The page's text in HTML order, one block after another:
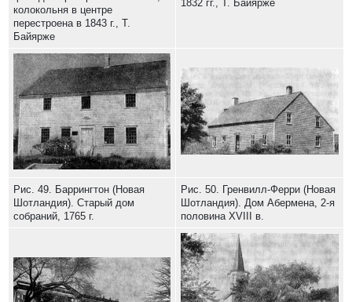
колокольня в центре
перестроена в 1843 г., Т.
Байярже
1832 гг., Т. Байярже
Рис. 49. Баррингтон (Новая
Шотландия). Старый дом
собраний, 1765 г.
Рис. 50. Гренвилл-Ферри (Новая
Шотландия). Дом Абермена, 2-я
половина XVIII в.